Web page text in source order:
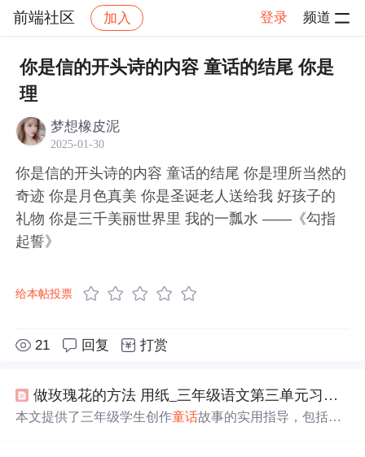
前端社区 加入 登录 频道
社区 前端社区 感慨 帖子详情
你是信的开头诗的内容 童话的结尾 你是
理
梦想橡皮泥
2025-01-30
你是信的开头诗的内容 童话的结尾 你是理所当然的
奇迹 你是月色真美 你是圣诞老人送给我 好孩子的
礼物 你是三千美丽世界里 我的一瓢水 ——《勾指
起誓》
给本帖投票
21 回复 打赏
做玫瑰花的方法 用纸_三年级语文第三单元习作，《编写
本文提供了三年级学生创作童话故事的实用指导，包括如